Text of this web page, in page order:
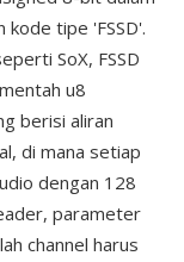
tipe 'FSSD'.
SoX, FSSD
u8
berisi aliran
di mana setiap
dengan 128
parameter
channel harus